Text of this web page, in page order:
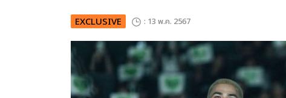
EXCLUSIVE : 13 พ.ค. 2567